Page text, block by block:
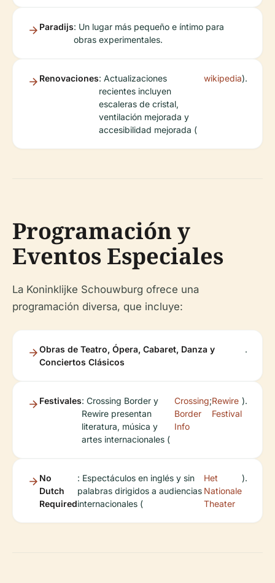
Paradijs: Un lugar más pequeño e íntimo para
obras experimentales.
Renovaciones: Actualizaciones
recientes incluyen
escaleras de cristal,
ventilación mejorada y
accesibilidad mejorada (
wikipedia).
Programación y
Eventos Especiales
La Koninklijke Schouwburg ofrece una
programación diversa, que incluye:
Obras de Teatro, Ópera, Cabaret, Danza y
Conciertos Clásicos
.
Festivales: Crossing Border y
Rewire presentan
literatura, música y
artes internacionales (
Crossing
Border
Info
;Rewire
Festival
).
No
Dutch
Required
: Espectáculos en inglés y sin
palabras dirigidos a audiencias
internacionales (
Het
Nationale
Theater
).